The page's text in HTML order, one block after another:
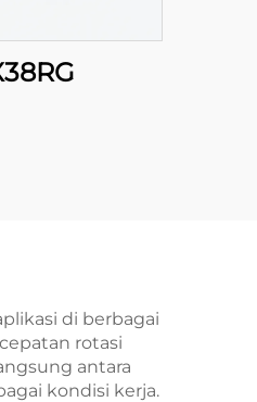
di berbagai
rotasi
antara
kondisi kerja.